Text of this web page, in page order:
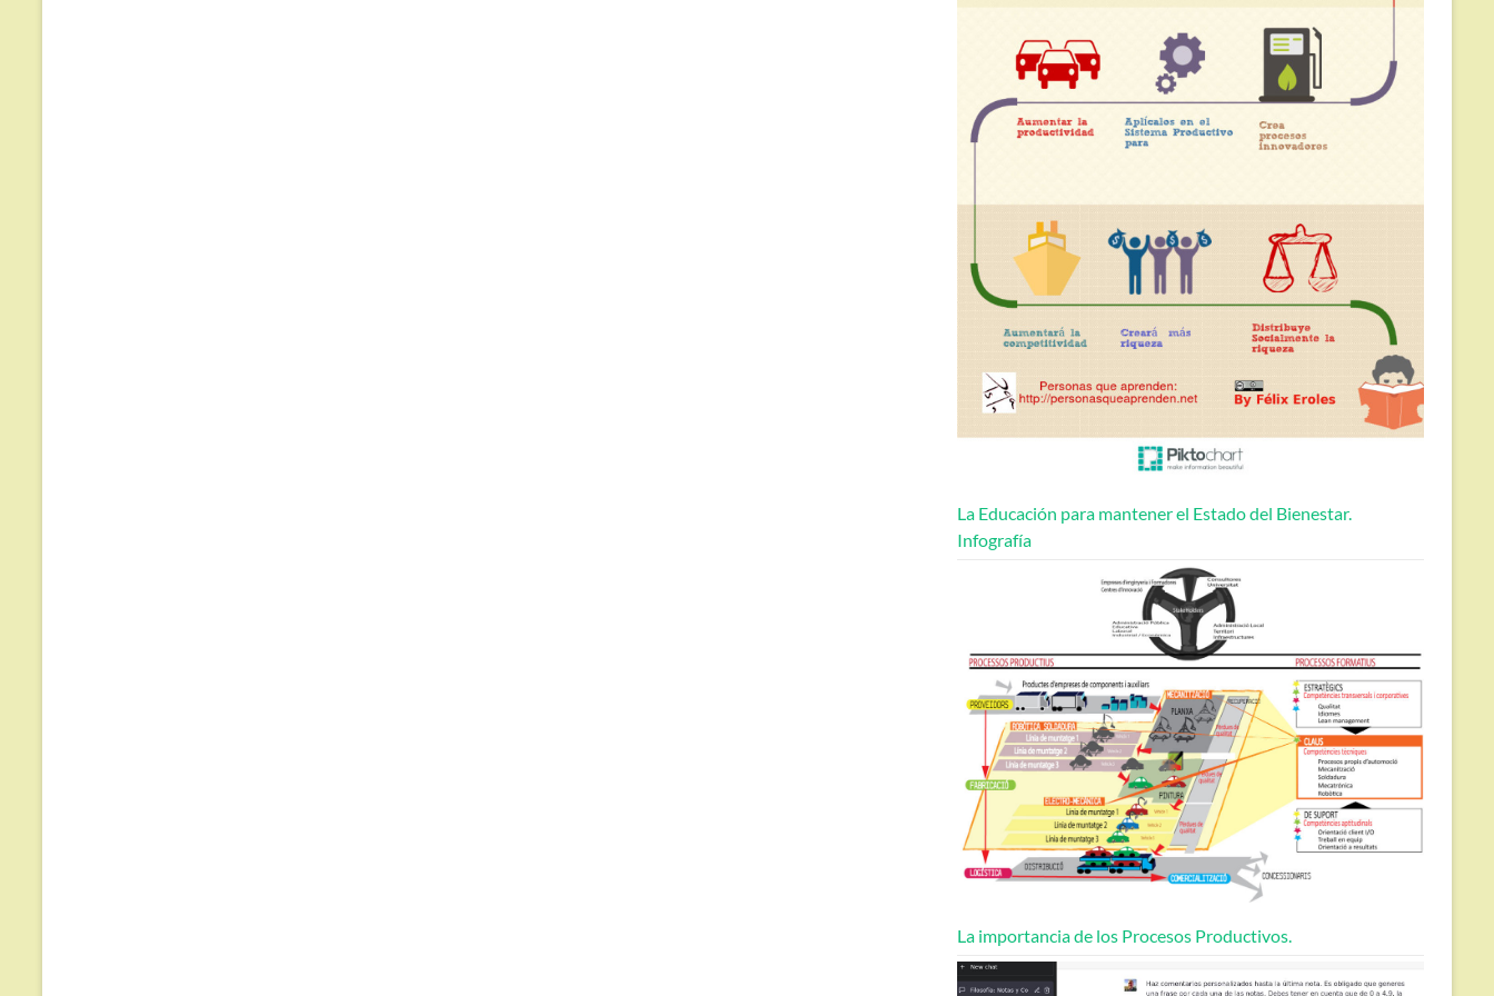
La Educación para mantener el Estado del Bienestar.
Infografía
La importancia de los Procesos Productivos.